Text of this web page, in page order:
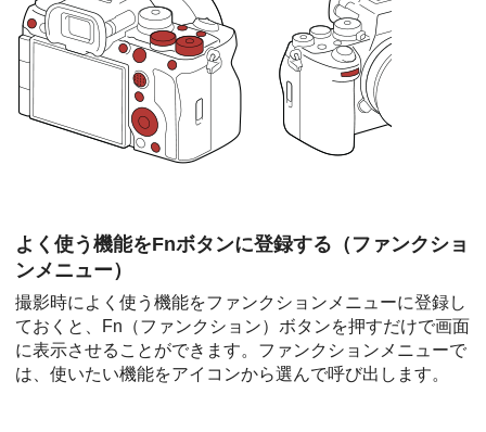
よく使う機能をFnボタンに登録する（ファンクショ
ンメニュー）
撮影時によく使う機能をファンクションメニューに登録し
ておくと、Fn（ファンクション）ボタンを押すだけで画面
に表示させることができます。ファンクションメニューで
は、使いたい機能をアイコンから選んで呼び出します。